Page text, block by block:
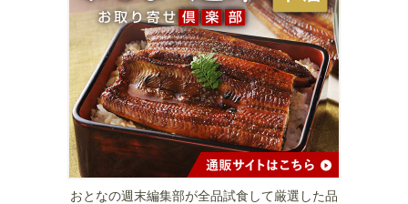
おとなの週末編集部が全品試食して厳選した品